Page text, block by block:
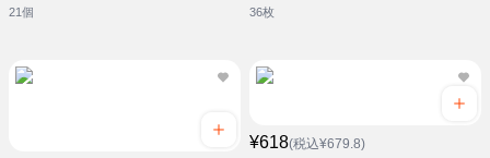
21個 36枚
¥618(税込¥679.8)